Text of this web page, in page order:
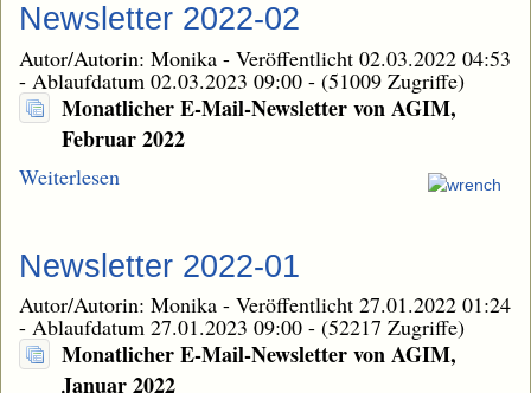
Newsletter 2022-02
Autor/Autorin: Monika - Veröffentlicht 02.03.2022 04:53
- Ablaufdatum 02.03.2023 09:00 - (51009 Zugriffe)
Monatlicher E-Mail-Newsletter von AGIM,
Februar 2022
Weiterlesen
Newsletter 2022-01
Autor/Autorin: Monika - Veröffentlicht 27.01.2022 01:24
- Ablaufdatum 27.01.2023 09:00 - (52217 Zugriffe)
Monatlicher E-Mail-Newsletter von AGIM,
Januar 2022